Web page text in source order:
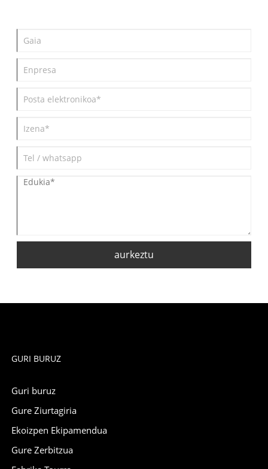
aurkeztu
GURI BURUZ
Guri buruz
Gure Ziurtagiria
Ekoizpen Ekipamendua
Gure Zerbitzua